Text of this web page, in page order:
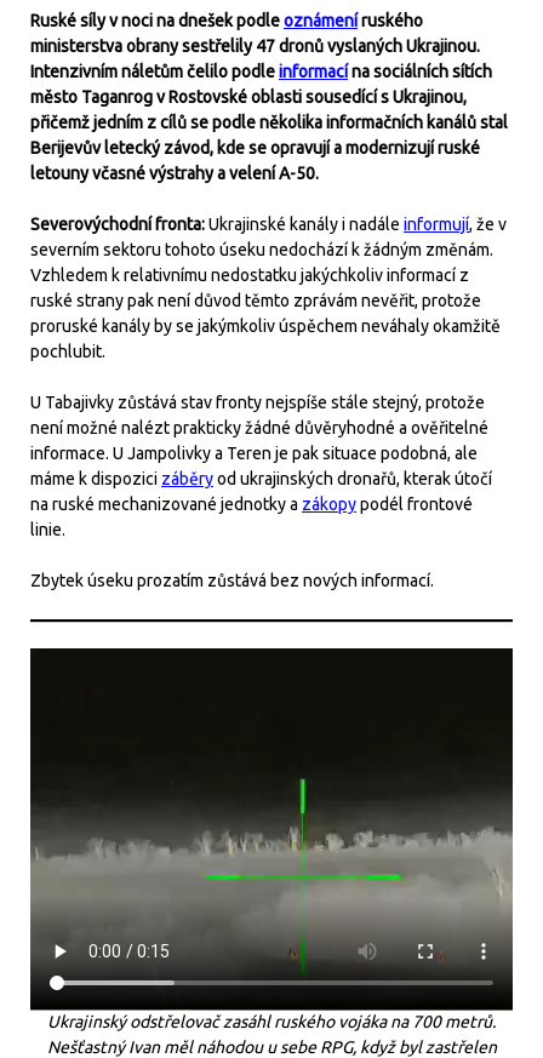
Ruské síly v noci na dnešek podleoznámeníruského
ministerstva obrany sestřelily 47 dronů vyslaných Ukrajinou.
Intenzivním náletům čelilo podleinformacína sociálních sítích
město Taganrog v Rostovské oblasti sousedící s Ukrajinou,
přičemž jedním z cílů se podle několika informačních kanálů stal
Berijevův letecký závod, kde se opravují a modernizují ruské
letouny včasné výstrahy a velení A-50.
Severovýchodní fronta:Ukrajinské kanály i nadále informují, že v
severním sektoru tohoto úseku nedochází k žádným změnám.
Vzhledem k relativnímu nedostatku jakýchkoliv informací z
ruské strany pak není důvod těmto zprávám nevěřit, protože
proruské kanály by se jakýmkoliv úspěchem neváhaly okamžitě
pochlubit.
U Tabajivky zůstává stav fronty nejspíše stále stejný, protože
není možné nalézt prakticky žádné důvěryhodné a ověřitelné
informace. U Jampolivky a Teren je pak situace podobná, ale
máme k dispozici záběryod ukrajinských dronařů, kterak útočí
na ruské mechanizované jednotky a zákopypodél frontové
linie.
Zbytek úseku prozatím zůstává bez nových informací.
Ukrajinský odstřelovač zasáhl ruského vojáka na 700 metrů.
Nešťastný Ivan měl náhodou u sebe RPG, když byl zastřelen